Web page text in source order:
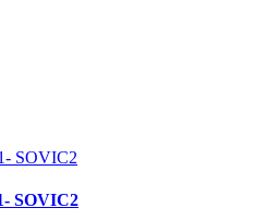
SOVIC2